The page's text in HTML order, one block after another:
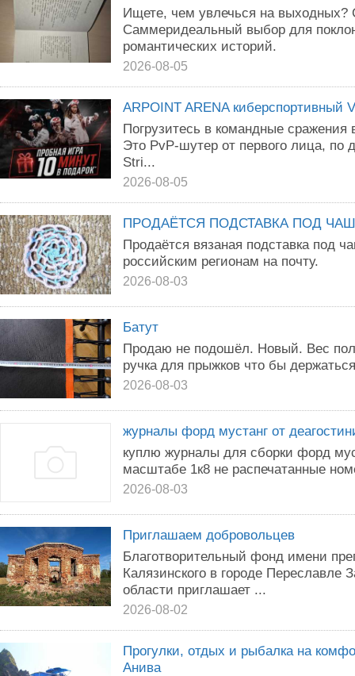
Ищете, чем увлечься на выходных?
Саммеридеальный выбор для
романтических историй.
2026-08-05
ARPOINT ARENA киберспортивный
Погрузитесь в командные сражения
Это PvP-шутер от первого лица,
Stri...
2026-08-05
ПРОДАЁТСЯ ПОДСТАВКА ПОД
Продаётся вязаная подставка под
российским регионам на почту.
2026-08-03
Батут
Продаю не подошёл. Новый. Вес
ручка для прыжков что бы
2026-08-03
журналы форд мустанг от
куплю журналы для сборки форд
масштабе 1к8 не распечатанные
2026-08-03
Приглашаем добровольцев
Благотворительный фонд имени
Калязинского в городе Переславле
области приглашает ...
2026-08-02
Прогулки, отдых и рыбалка на
Анива